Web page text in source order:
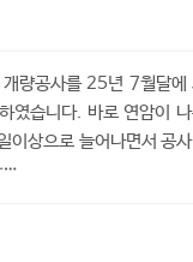
량공사를 25년 7월달에
였습니다. 바로 연암이
상으로 늘어나면서 공
…